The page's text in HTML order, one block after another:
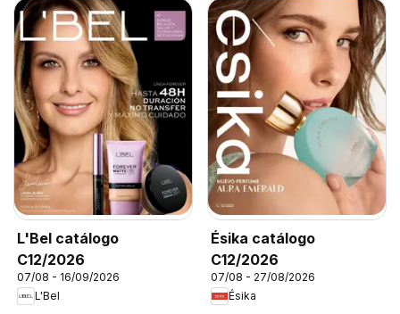
L'Bel catálogo
C12/2026
07/08 - 16/09/2026
L'Bel
Ésika catálogo
C12/2026
07/08 - 27/08/2026
Ésika